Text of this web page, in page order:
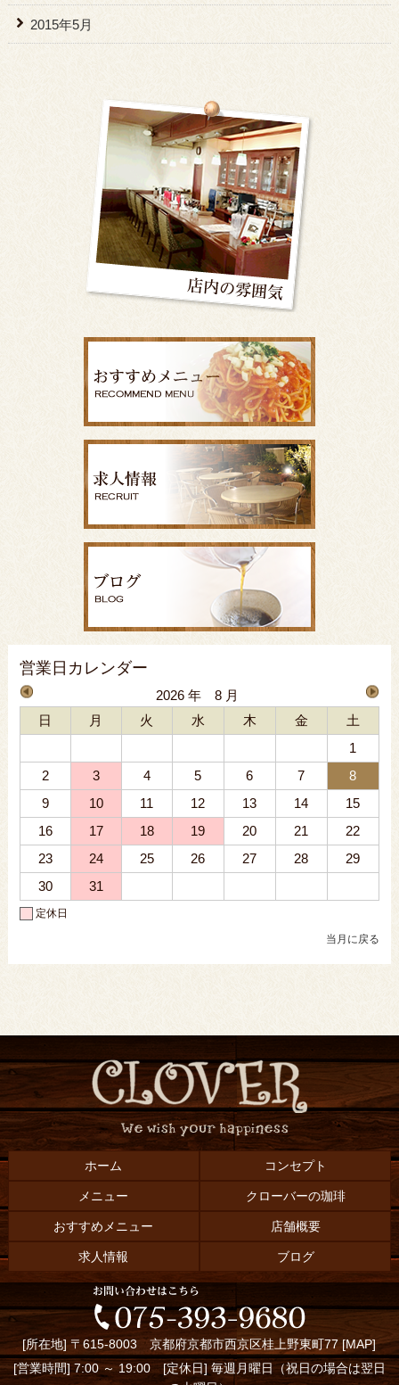
2015年5月
営業日カレンダー
2026 年 8 月
日
月 火 水 木 金
土
1
2
3 4 5 6 7
8
9
10 11 12 13 14
15
16
17 18 19 20 21
22
23
24 25 26 27 28
29
30
31
定休日
当月に戻る
ホーム コンセプト
メニュー クローバーの珈琲
おすすめメニュー 店舗概要
求人情報 ブログ
[所在地] 〒615-8003 京都府京都市西京区桂上野東町77 [MAP]
[営業時間] 7:00 ～ 19:00 [定休日] 毎週月曜日（祝日の場合は翌日